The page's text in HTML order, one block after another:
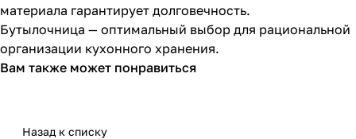
материала гарантирует долговечность.
Бутылочница — оптимальный выбор для рациональной
организации кухонного хранения.
Вам также может понравиться
Назад к списку